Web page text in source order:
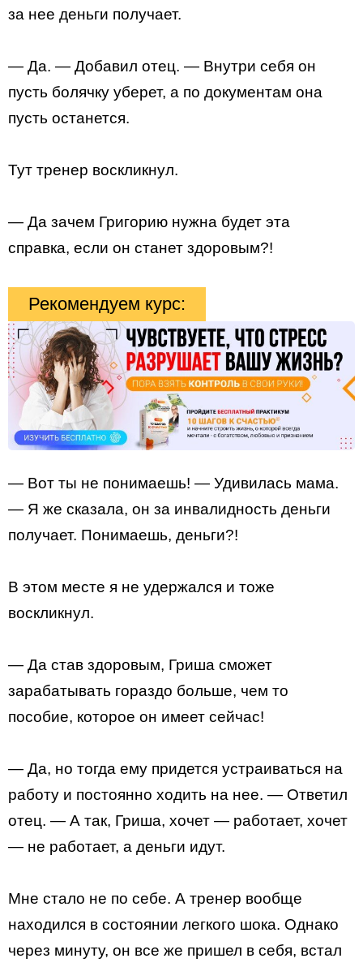
за нее деньги получает.
— Да. — Добавил отец. — Внутри себя он
пусть болячку уберет, а по документам она
пусть останется.
Тут тренер воскликнул.
— Да зачем Григорию нужна будет эта
справка, если он станет здоровым?!
Рекомендуем курс:
— Вот ты не понимаешь! — Удивилась мама.
— Я же сказала, он за инвалидность деньги
получает. Понимаешь, деньги?!
В этом месте я не удержался и тоже
воскликнул.
— Да став здоровым, Гриша сможет
зарабатывать гораздо больше, чем то
пособие, которое он имеет сейчас!
— Да, но тогда ему придется устраиваться на
работу и постоянно ходить на нее. — Ответил
отец. — А так, Гриша, хочет — работает, хочет
— не работает, а деньги идут.
Мне стало не по себе. А тренер вообще
находился в состоянии легкого шока. Однако
через минуту, он все же пришел в себя, встал